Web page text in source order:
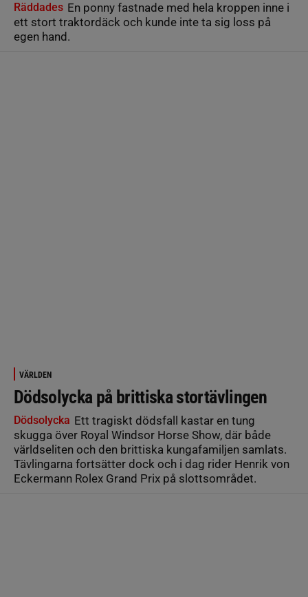
Räddades En ponny fastnade med hela kroppen inne i
ett stort traktordäck och kunde inte ta sig loss på
egen hand.
VÄRLDEN
Dödsolycka på brittiska stortävlingen
Dödsolycka Ett tragiskt dödsfall kastar en tung
skugga över Royal Windsor Horse Show, där både
världseliten och den brittiska kungafamiljen samlats.
Tävlingarna fortsätter dock och i dag rider Henrik von
Eckermann Rolex Grand Prix på slottsområdet.